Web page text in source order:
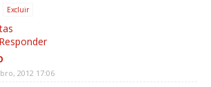
Excluir
Responder
2012 17:06